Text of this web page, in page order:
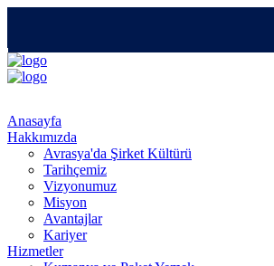
Anasayfa
Hakkımızda
Avrasya'da Şirket Kültürü
Tarihçemiz
Vizyonumuz
Misyon
Avantajlar
Kariyer
Hizmetler